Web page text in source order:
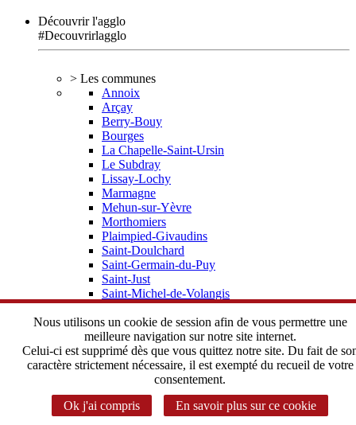
Découvrir l'agglo
#Decouvrirlagglo
> Les communes
Annoix
Arçay
Berry-Bouy
Bourges
La Chapelle-Saint-Ursin
Le Subdray
Lissay-Lochy
Marmagne
Mehun-sur-Yèvre
Morthomiers
Plaimpied-Givaudins
Saint-Doulchard
Saint-Germain-du-Puy
Saint-Just
Saint-Michel-de-Volangis
Trouy
Vorly
> Elus, statuts
Depuis 2002 une histoire commune
Le Bureau Communautaire
Le Conseil Communautaire
Les statuts de l'Agglomération
> Instances Communautaires
Nous utilisons un cookie de session afin de vous permettre une
meilleure navigation sur notre site internet.
Celui-ci est supprimé dès que vous quittez notre site. Du fait de
caractère strictement nécessaire, il est exempté du recueil de votre
consentement.
Ok j'ai compris
En savoir plus sur ce cookie